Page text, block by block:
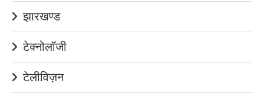
झारखण्ड
टेक्नोलॉजी
टेलीविज़न